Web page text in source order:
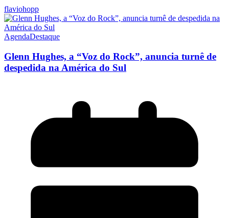
flaviohopp
AgendaDestaque
Glenn Hughes, a “Voz do Rock”, anuncia turnê de
despedida na América do Sul